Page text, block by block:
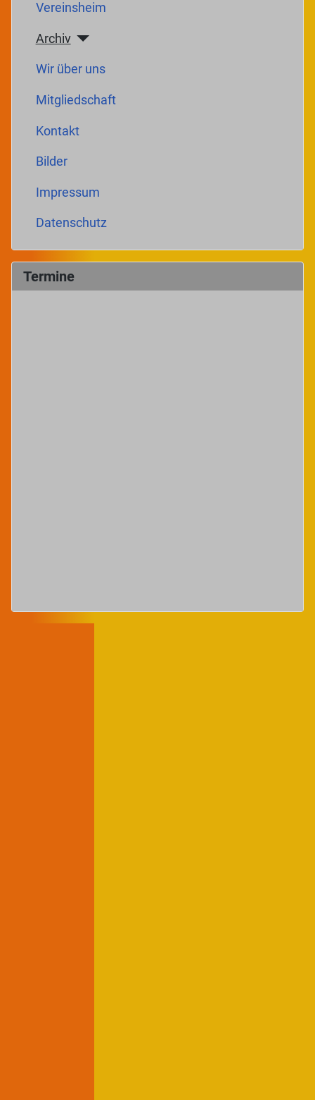
Vereinsheim
Archiv
Wir über uns
Mitgliedschaft
Kontakt
Bilder
Impressum
Datenschutz
Termine